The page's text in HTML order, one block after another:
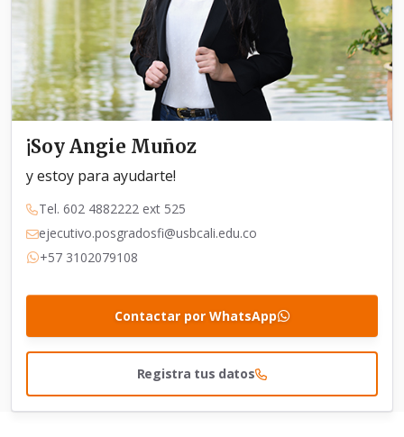
¡Soy Angie Muñoz
y estoy para ayudarte!
Tel. 602 4882222 ext 525
ejecutivo.posgradosfi@usbcali.edu.co
+57 3102079108
Contactar por WhatsApp
Registra tus datos